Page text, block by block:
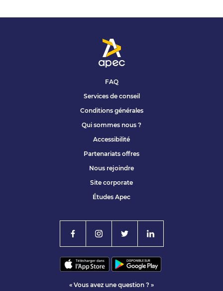
FAQ
Services de conseil
Conditions générales
Qui sommes nous ?
Accessibilité
Partenariats offres
Nous rejoindre
Site corporate
Études Apec
« Vous avez une question ? »